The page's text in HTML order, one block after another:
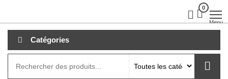
au
contenu
0
Menu
Catégories